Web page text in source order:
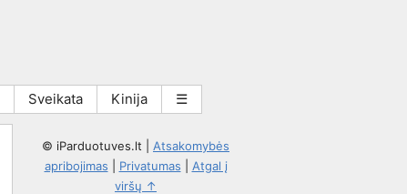
Sveikata Kinija ☰
© iParduotuves.lt
Atsakomybės
apribojimas
Privatumas
Atgal į
viršų ↑